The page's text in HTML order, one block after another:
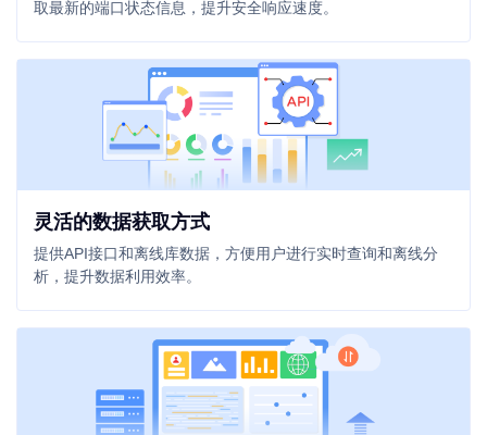
取最新的端口状态信息，提升安全响应速度。
灵活的数据获取方式
提供API接口和离线库数据，方便用户进行实时查询和离线分
析，提升数据利用效率。